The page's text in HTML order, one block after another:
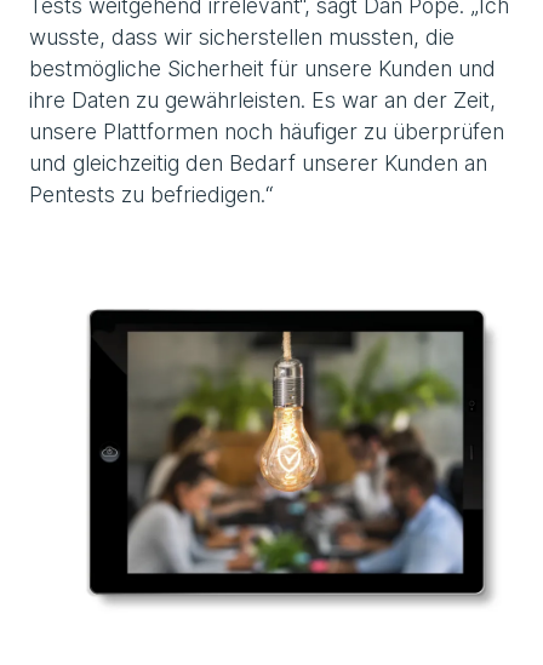
Tests weitgehend irrelevant“, sagt Dan Pope. „Ich
wusste, dass wir sicherstellen mussten, die
bestmögliche Sicherheit für unsere Kunden und
ihre Daten zu gewährleisten. Es war an der Zeit,
unsere Plattformen noch häufiger zu überprüfen
und gleichzeitig den Bedarf unserer Kunden an
Pentests zu befriedigen.“